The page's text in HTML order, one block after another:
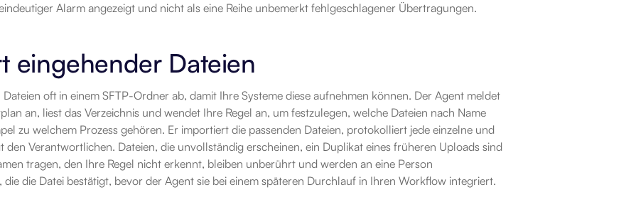
Alarm angezeigt und nicht als eine Reihe unbemerkt fehlgeschlagener Übertragungen.
eingehender Dateien
oft in einem SFTP-Ordner ab, damit Ihre Systeme diese aufnehmen können. Der Agent meldet
an, liest das Verzeichnis und wendet Ihre Regel an, um festzulegen, welche Dateien nach Name
zu welchem Prozess gehören. Er importiert die passenden Dateien, protokolliert jede einzelne und
den Verantwortlichen. Dateien, die unvollständig erscheinen, ein Duplikat eines früheren Uploads sind
tragen, den Ihre Regel nicht erkennt, bleiben unberührt und werden an eine Person
die die Datei bestätigt, bevor der Agent sie bei einem späteren Durchlauf in Ihren Workflow integriert.